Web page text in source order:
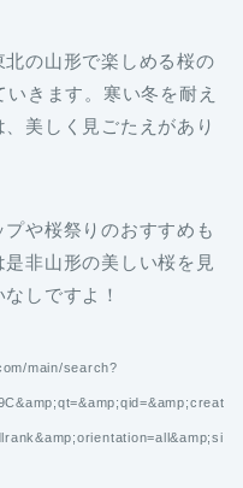
の山形で楽しめる桜の
きます。寒い冬を耐え
美しく見ごたえがあり
や桜祭りのおすすめも
非山形の美しい桜を見
しですよ！
main/search?